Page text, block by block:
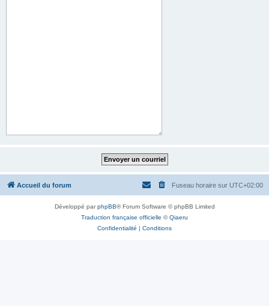
Accueil du forum Fuseau horaire sur UTC+02:00
Développé parphpBB® Forum Software © phpBB Limited
Traduction française officielle ©Qiaeru
Confidentialité | Conditions